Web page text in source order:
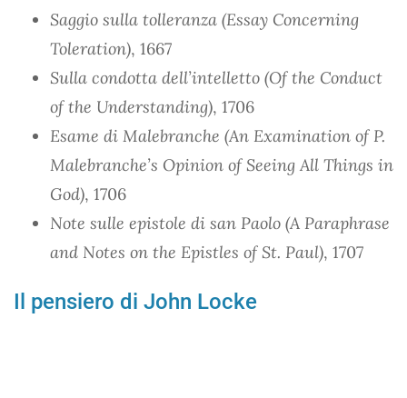
Saggio sulla tolleranza (Essay Concerning
Toleration), 1667
Sulla condotta dell’intelletto (Of the Conduct
of the Understanding), 1706
Esame di Malebranche (An Examination of P.
Malebranche’s Opinion of Seeing All Things in
God), 1706
Note sulle epistole di san Paolo (A Paraphrase
and Notes on the Epistles of St. Paul), 1707
Il pensiero di John Locke